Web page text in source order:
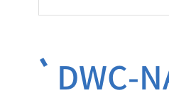
DWC-